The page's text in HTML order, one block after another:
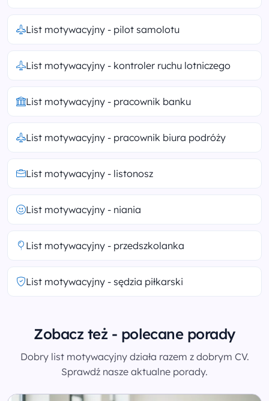
List motywacyjny - pilot samolotu
List motywacyjny - kontroler ruchu lotniczego
List motywacyjny - pracownik banku
List motywacyjny - pracownik biura podróży
List motywacyjny - listonosz
List motywacyjny - niania
List motywacyjny - przedszkolanka
List motywacyjny - sędzia piłkarski
Zobacz też - polecane porady
Dobry list motywacyjny działa razem z dobrym CV.
Sprawdź nasze aktualne porady.